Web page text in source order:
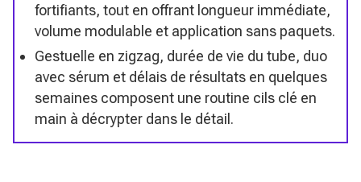
fortifiants, tout en offrant longueur immédiate,
volume modulable et application sans paquets.
Gestuelle en zigzag, durée de vie du tube, duo
avec sérum et délais de résultats en quelques
semaines composent une routine cils clé en
main à décrypter dans le détail.